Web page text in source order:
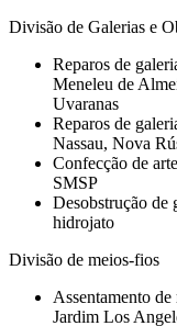
Divisão de Galerias e
Reparos de
Meneleu de
Uvaranas
Reparos de
Nassau, Nova
Confecção de
SMSP
Desobstrução de
hidrojato
Divisão de meios-fios
Assentamento
Jardim Los